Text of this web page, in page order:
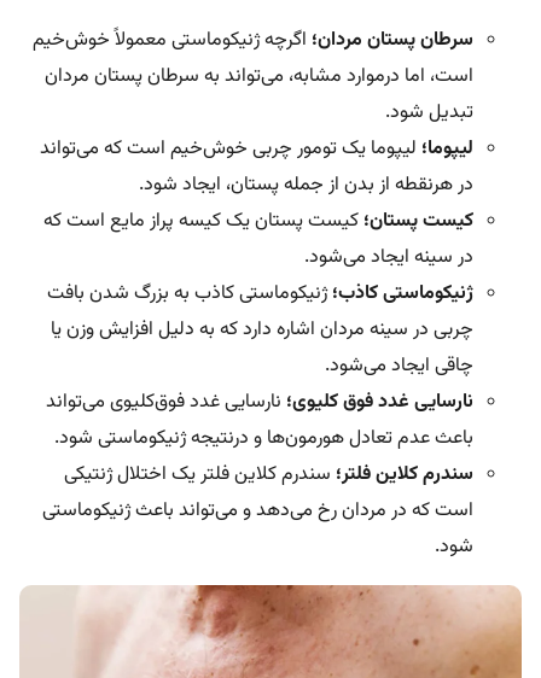
سرطان پستان مردان؛ اگرچه ژنیکوماستی معمولاً خوش‌خیم
است، اما درموارد مشابه، می‌تواند به سرطان پستان مردان
تبدیل شود.
لیپوما؛ لیپوما یک تومور چربی خوش‌خیم است که می‌تواند
در هرنقطه از بدن از جمله پستان، ایجاد شود.
کیست پستان؛ کیست پستان یک کیسه پراز مایع است که
در سینه ایجاد می‌شود.
ژنیکوماستی کاذب؛ژنیکوماستی کاذب به بزرگ شدن بافت
چربی در سینه مردان اشاره دارد که به دلیل افزایش وزن یا
چاقی ایجاد می‌شود.
نارسایی غدد فوق کلیوی؛ نارسایی غدد فوق‌کلیوی می‌تواند
باعث عدم تعادل هورمون‌ها و درنتیجه ژنیکوماستی شود.
سندرم کلاین فلتر؛ سندرم کلاین فلتر یک اختلال ژنتیکی
است که در مردان رخ می‌دهد و می‌تواند باعث ژنیکوماستی
شود.